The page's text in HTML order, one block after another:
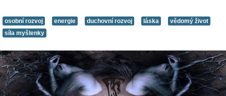
osobní rozvoj energie duchovní rozvoj láska
vědomý život
síla myšlenky